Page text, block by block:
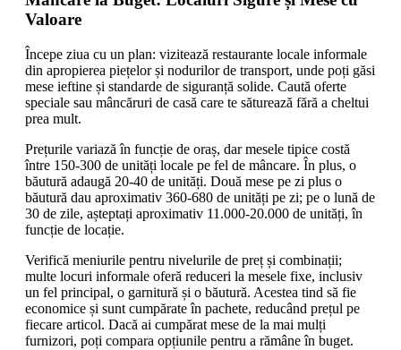
Valoare
Începe ziua cu un plan: vizitează restaurante locale informale
din apropierea piețelor și nodurilor de transport, unde poți găsi
mese ieftine și standarde de siguranță solide. Caută oferte
speciale sau mâncăruri de casă care te săturează fără a cheltui
prea mult.
Prețurile variază în funcție de oraș, dar mesele tipice costă
între 150-300 de unități locale pe fel de mâncare. În plus, o
băutură adaugă 20-40 de unități. Două mese pe zi plus o
băutură dau aproximativ 360-680 de unități pe zi; pe o lună de
30 de zile, așteptați aproximativ 11.000-20.000 de unități, în
funcție de locație.
Verifică meniurile pentru nivelurile de preț și combinații;
multe locuri informale oferă reduceri la mesele fixe, inclusiv
un fel principal, o garnitură și o băutură. Acestea tind să fie
economice și sunt cumpărate în pachete, reducând prețul pe
fiecare articol. Dacă ai cumpărat mese de la mai mulți
furnizori, poți compara opțiunile pentru a rămâne în buget.